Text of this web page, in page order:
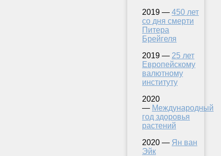
2019 — 450 лет
со дня смерти
Питера
Брейгеля
2019 — 25 лет
Европейскому
валютному
институту
2020
— Международный
год здоровья
растений
2020 — Ян ван
Эйк